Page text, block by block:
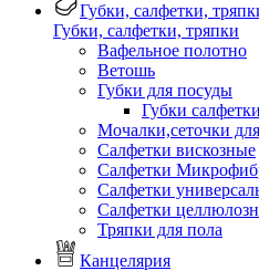
Губки, салфетки,
Губки, салфетки, тряпки
Вафельное полотно
Ветошь
Губки для посуды
Губки
Мочалки,сеточки
Салфетки вискозные
Салфетки
Салфетки
Салфетки
Тряпки для пола
Канцелярия